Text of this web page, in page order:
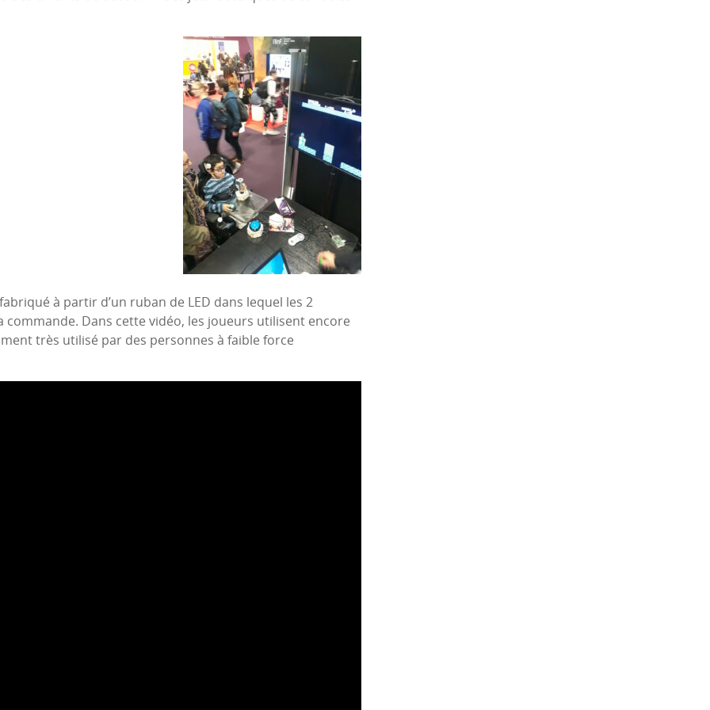
à partir d’un ruban de LED dans lequel les 2
Dans cette vidéo, les joueurs utilisent encore
très utilisé par des personnes à faible force